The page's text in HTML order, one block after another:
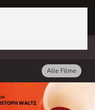
Alle Filme